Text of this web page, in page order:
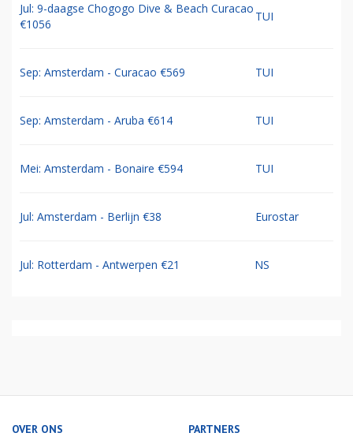
Jul: 9-daagse Chogogo Dive & Beach Curacao
€1056
TUI
Sep: Amsterdam - Curacao €569 TUI
Sep: Amsterdam - Aruba €614 TUI
Mei: Amsterdam - Bonaire €594 TUI
Jul: Amsterdam - Berlijn €38 Eurostar
Jul: Rotterdam - Antwerpen €21 NS
OVER ONS PARTNERS